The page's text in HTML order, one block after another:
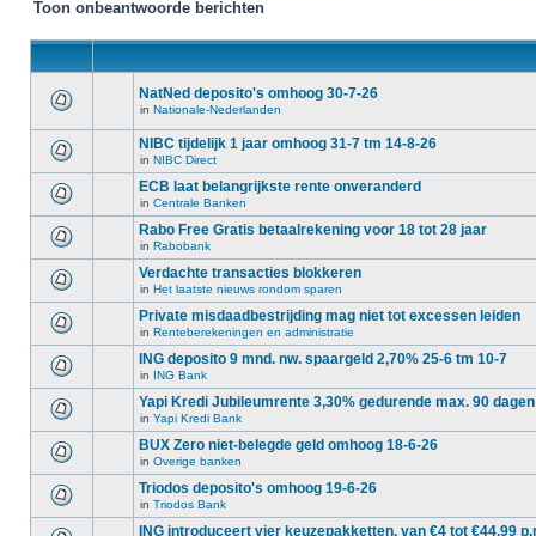
Toon onbeantwoorde berichten
NatNed deposito's omhoog 30-7-26
in Nationale-Nederlanden
NIBC tijdelijk 1 jaar omhoog 31-7 tm 14-8-26
in NIBC Direct
ECB laat belangrijkste rente onveranderd
in Centrale Banken
Rabo Free Gratis betaalrekening voor 18 tot 28 jaar
in Rabobank
Verdachte transacties blokkeren
in Het laatste nieuws rondom sparen
Private misdaadbestrijding mag niet tot excessen leiden
in Renteberekeningen en administratie
ING deposito 9 mnd. nw. spaargeld 2,70% 25-6 tm 10-7
in ING Bank
Yapi Kredi Jubileumrente 3,30% gedurende max. 90 dagen
in Yapi Kredi Bank
BUX Zero niet-belegde geld omhoog 18-6-26
in Overige banken
Triodos deposito's omhoog 19-6-26
in Triodos Bank
ING introduceert vier keuzepakketten, van €4 tot €44,99